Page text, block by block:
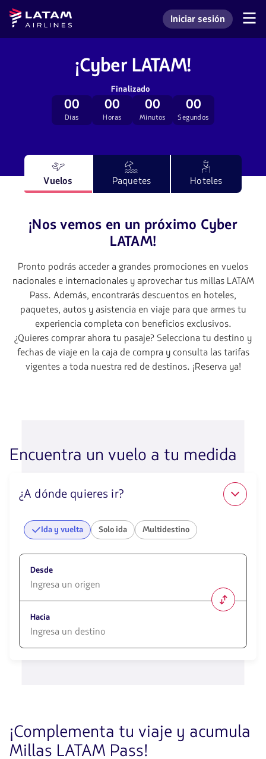
Saltar
menú.
Saltar al
contenido
principal.
Navegación
Latam
Airlines
Ingresar a mi cuenta
Iniciar sesión
¡Cyber LATAM!
Finalizado
00
Días
00
Horas
00
Minutos
00
Segundos
Vuelos Paquetes Hoteles
¡Nos vemos en un próximo Cyber
LATAM!
Pronto podrás acceder a grandes promociones en vuelos
nacionales e internacionales y aprovechar tus millas LATAM
Pass. Además, encontrarás descuentos en hoteles,
paquetes, autos y asistencia en viaje para que armes tu
experiencia completa con beneficios exclusivos.
¿Quieres comprar ahora tu pasaje? Selecciona tu destino y
fechas de viaje en la caja de compra y consulta las tarifas
vigentes a toda nuestra red de destinos. ¡Reserva ya!
Encuentra un vuelo a tu medida
¿A dónde quieres ir?
Ida y vuelta Solo ida Multidestino
Desde
opciones
disponibles.
Usa
las
Hacia
flechas
para
navegar
¡Complementa tu viaje y acumula
Millas LATAM Pass!